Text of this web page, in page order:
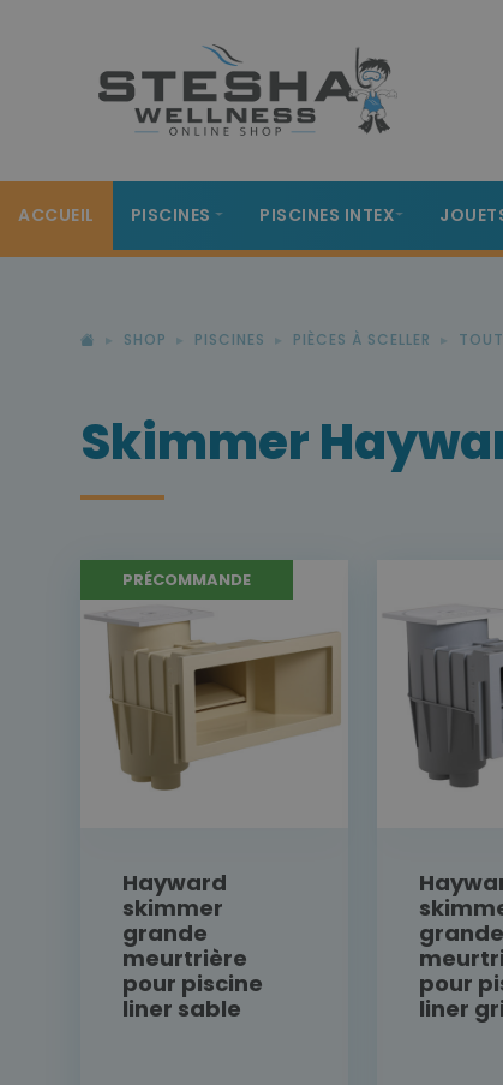
ACCUEIL PISCINES PISCINES INTEX
SHOP PISCINES PIÈCES À SCELLER
Skimmer
PRÉCOMMANDE
Hayward
skimmer
grande
meurtrière
pour piscine
liner sable
grande
pour
liner